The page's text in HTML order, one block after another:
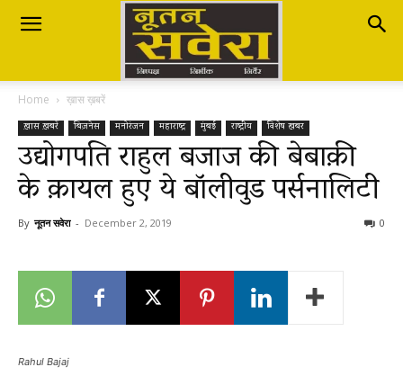
Nutan
Savera
नूतन
Home ख़ास ख़बरें
ख़ास ख़बरें बिज़नेस मनोरंजन महाराष्ट्र मुंबई राष्ट्रीय विशेष खबर
उद्योगपति राहुल बजाज की बेबाक़ी
के क़ायल हुए ये बॉलीवुड पर्सनालिटी
By नूतन सवेरा - December 2, 2019 0
Rahul Bajaj